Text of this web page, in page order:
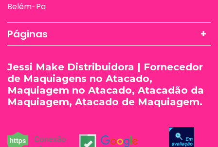
Belém-Pa
Páginas
Jessi Make Distribuidora | Fornecedor
de Maquiagens no Atacado,
Maquiagem no Atacado, Atacadão da
Maquiagem, Atacado de Maquiagem.